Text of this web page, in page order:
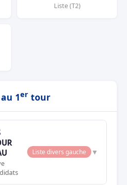
Liste (T2)
1er tour
Liste divers gauche ▼